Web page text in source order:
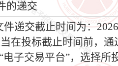
的递交
件递交截止时间为：
在投标截止时间前，
电子交易平台”，选择所